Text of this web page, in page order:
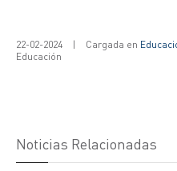
22-02-2024 | Cargada en
Educación
Noticias Relacionadas